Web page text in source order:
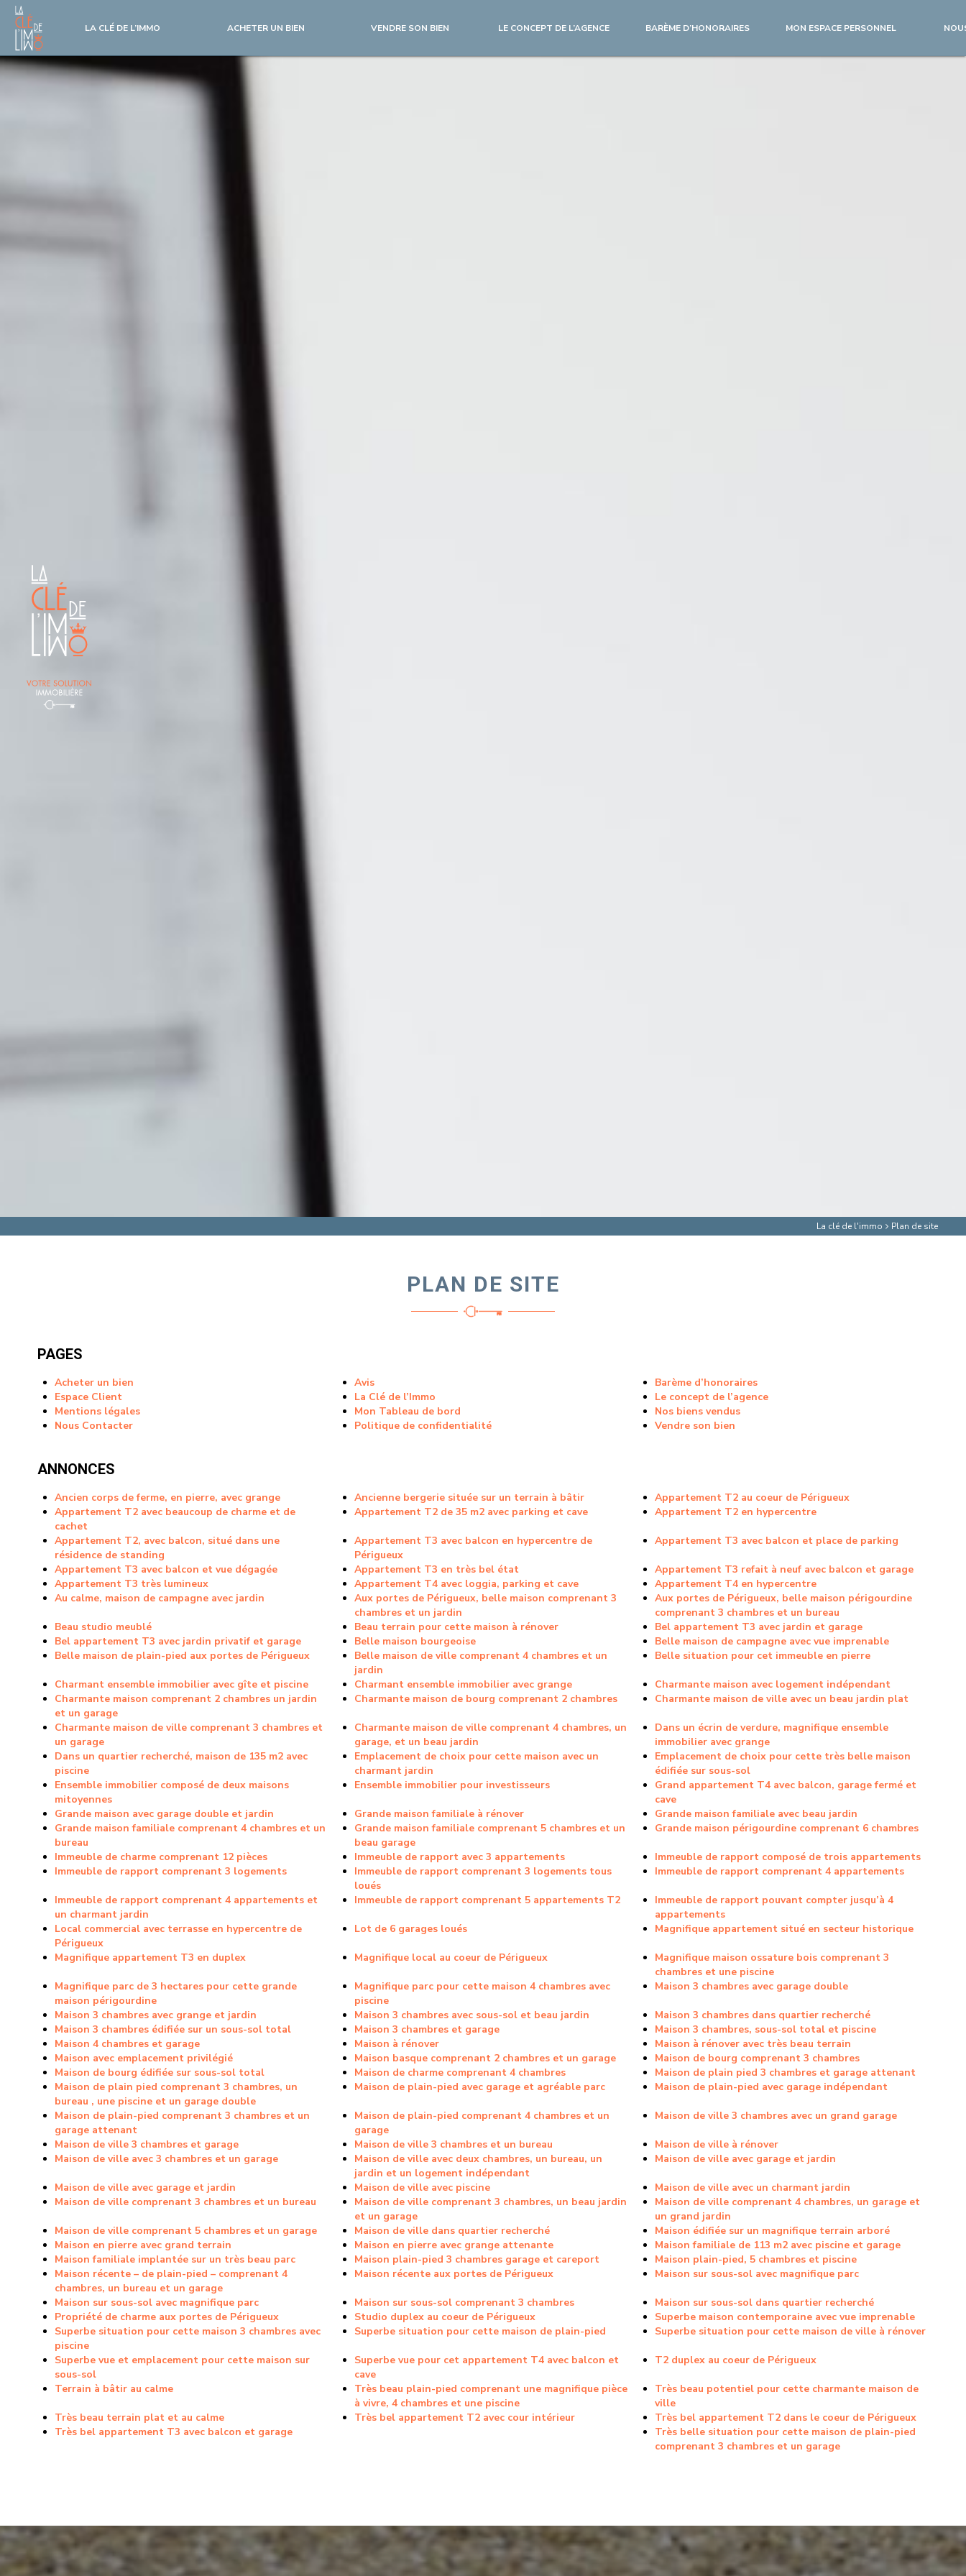
LA CLÉ DE L’IMMO ACHETER UN BIEN VENDRE SON BIEN LE CONCEPT DE L’AGENCE BARÈME D’HONORAIRES MON ESPACE PERSONNEL
La clé de l'immo Plan de site
PLAN DE SITE
PAGES
Acheter un bien Avis
Barème d’honoraires
Espace Client
La Clé de l’Immo
Le concept de l’agence
Mentions légales
Mon Tableau de bord
Nos biens vendus
Nous Contacter
Politique de confidentialité Vendre son bien
ANNONCES
Ancien corps de ferme, en pierre, avec grange Ancienne bergerie située sur un terrain à bâtir
Appartement T2 au coeur de Périgueux
Appartement T2 avec beaucoup de charme et de
cachet
Appartement T2 de 35 m2 avec parking et cave Appartement T2 en hypercentre
Appartement T2, avec balcon, situé dans une
résidence de standing
Appartement T3 avec balcon en hypercentre de
Périgueux
Appartement T3 avec balcon et place de parking
Appartement T3 avec balcon et vue dégagée Appartement T3 en très bel état
Appartement T3 refait à neuf avec balcon et garage
Appartement T3 très lumineux
Appartement T4 avec loggia, parking et cave
Appartement T4 en hypercentre
Au calme, maison de campagne avec jardin
Aux portes de Périgueux, belle maison comprenant 3
chambres et un jardin
Aux portes de Périgueux, belle maison périgourdine
comprenant 3 chambres et un bureau
Beau studio meublé
Beau terrain pour cette maison à rénover
Bel appartement T3 avec jardin et garage
Bel appartement T3 avec jardin privatif et garage
Belle maison bourgeoise
Belle maison de campagne avec vue imprenable
Belle maison de plain-pied aux portes de Périgueux
Belle maison de ville comprenant 4 chambres et un
jardin
Belle situation pour cet immeuble en pierre
Charmant ensemble immobilier avec gîte et piscine Charmant ensemble immobilier avec grange
Charmante maison avec logement indépendant
Charmante maison comprenant 2 chambres un jardin
et un garage
Charmante maison de bourg comprenant 2 chambres Charmante maison de ville avec un beau jardin plat
Charmante maison de ville comprenant 3 chambres et
un garage
Charmante maison de ville comprenant 4 chambres, un
garage, et un beau jardin
Dans un écrin de verdure, magnifique ensemble
immobilier avec grange
Dans un quartier recherché, maison de 135 m2 avec
piscine
Emplacement de choix pour cette maison avec un
charmant jardin
Emplacement de choix pour cette très belle maison
édifiée sur sous-sol
Ensemble immobilier composé de deux maisons
mitoyennes
Ensemble immobilier pour investisseurs
Grand appartement T4 avec balcon, garage fermé et
cave
Grande maison avec garage double et jardin
Grande maison familiale à rénover
Grande maison familiale avec beau jardin
Grande maison familiale comprenant 4 chambres et un
bureau
Grande maison familiale comprenant 5 chambres et un
beau garage
Grande maison périgourdine comprenant 6 chambres
Immeuble de charme comprenant 12 pièces Immeuble de rapport avec 3 appartements
Immeuble de rapport composé de trois appartements
Immeuble de rapport comprenant 3 logements
Immeuble de rapport comprenant 3 logements tous
loués
Immeuble de rapport comprenant 4 appartements
Immeuble de rapport comprenant 4 appartements et
un charmant jardin
Immeuble de rapport comprenant 5 appartements T2
Immeuble de rapport pouvant compter jusqu’à 4
appartements
Local commercial avec terrasse en hypercentre de
Périgueux
Lot de 6 garages loués Magnifique appartement situé en secteur historique
Magnifique appartement T3 en duplex Magnifique local au coeur de Périgueux
Magnifique maison ossature bois comprenant 3
chambres et une piscine
Magnifique parc de 3 hectares pour cette grande
maison périgourdine
Magnifique parc pour cette maison 4 chambres avec
piscine
Maison 3 chambres avec garage double
Maison 3 chambres avec grange et jardin Maison 3 chambres avec sous-sol et beau jardin
Maison 3 chambres dans quartier recherché
Maison 3 chambres édifiée sur un sous-sol total
Maison 3 chambres et garage
Maison 3 chambres, sous-sol total et piscine
Maison 4 chambres et garage
Maison à rénover
Maison à rénover avec très beau terrain
Maison avec emplacement privilégié
Maison basque comprenant 2 chambres et un garage
Maison de bourg comprenant 3 chambres
Maison de bourg édifiée sur sous-sol total
Maison de charme comprenant 4 chambres
Maison de plain pied 3 chambres et garage attenant
Maison de plain pied comprenant 3 chambres, un
bureau , une piscine et un garage double
Maison de plain-pied avec garage et agréable parc Maison de plain-pied avec garage indépendant
Maison de plain-pied comprenant 3 chambres et un
garage attenant
Maison de plain-pied comprenant 4 chambres et un
garage
Maison de ville 3 chambres avec un grand garage
Maison de ville 3 chambres et garage Maison de ville 3 chambres et un bureau
Maison de ville à rénover
Maison de ville avec 3 chambres et un garage
Maison de ville avec deux chambres, un bureau, un
jardin et un logement indépendant
Maison de ville avec garage et jardin
Maison de ville avec garage et jardin Maison de ville avec piscine
Maison de ville avec un charmant jardin
Maison de ville comprenant 3 chambres et un bureau
Maison de ville comprenant 3 chambres, un beau jardin
et un garage
Maison de ville comprenant 4 chambres, un garage et
un grand jardin
Maison de ville comprenant 5 chambres et un garage
Maison de ville dans quartier recherché
Maison édifiée sur un magnifique terrain arboré
Maison en pierre avec grand terrain
Maison en pierre avec grange attenante
Maison familiale de 113 m2 avec piscine et garage
Maison familiale implantée sur un très beau parc
Maison plain-pied 3 chambres garage et careport
Maison plain-pied, 5 chambres et piscine
Maison récente – de plain-pied – comprenant 4
chambres, un bureau et un garage
Maison récente aux portes de Périgueux Maison sur sous-sol avec magnifique parc
Maison sur sous-sol avec magnifique parc Maison sur sous-sol comprenant 3 chambres
Maison sur sous-sol dans quartier recherché
Propriété de charme aux portes de Périgueux
Studio duplex au coeur de Périgueux
Superbe maison contemporaine avec vue imprenable
Superbe situation pour cette maison 3 chambres avec
piscine
Superbe situation pour cette maison de plain-pied Superbe situation pour cette maison de ville à rénover
Superbe vue et emplacement pour cette maison sur
sous-sol
Superbe vue pour cet appartement T4 avec balcon et
cave
T2 duplex au coeur de Périgueux
Terrain à bâtir au calme
Très beau plain-pied comprenant une magnifique pièce
à vivre, 4 chambres et une piscine
Très beau potentiel pour cette charmante maison de
ville
Très beau terrain plat et au calme
Très bel appartement T2 avec cour intérieur
Très bel appartement T2 dans le coeur de Périgueux
Très bel appartement T3 avec balcon et garage
Très belle situation pour cette maison de plain-pied
comprenant 3 chambres et un garage